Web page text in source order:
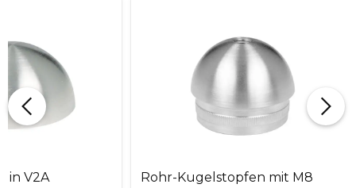
in V2A
Rohr-Kugelstopfen mit M8